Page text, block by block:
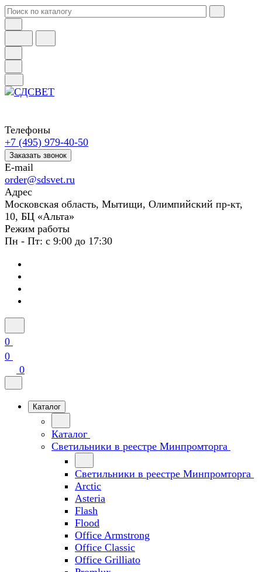
Телефоны
+7 (495) 979-40-50
Заказать звонок
E-mail
order@sdsvet.ru
Адрес
Московская область, Мытищи, Олимпийский пр-кт,
10, БЦ «Альта»
Режим работы
Пн - Пт: с 9:00 до 17:30
0
0
0
Каталог
Каталог
Светильники в реестре Минпромторга
Светильники в реестре Минпромторга
Arctic
Asteria
Flash
Flood
Office Armstrong
Office Classic
Office Grilliato